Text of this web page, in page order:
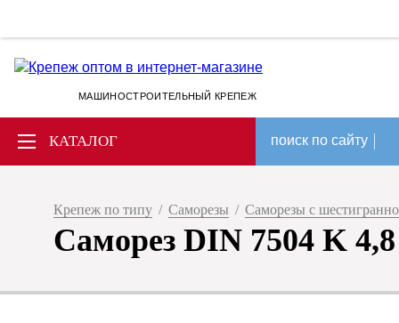
МАШИНОСТРОИТЕЛЬНЫЙ КРЕПЕЖ
КАТАЛОГ поиск по сайту
Крепеж по типу / Саморезы / Саморезы с
Саморез DIN 7504 K